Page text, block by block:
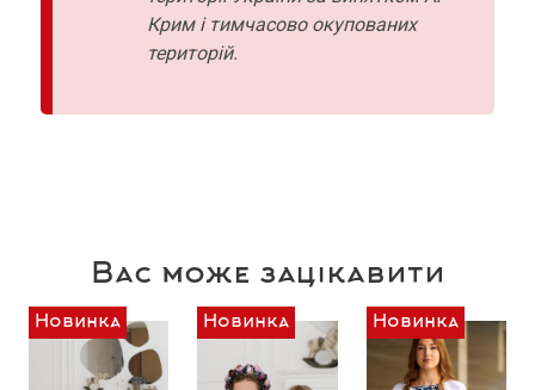
Крим і тимчасово окупованих
територій.
Вас може зацікавити
Новинка Новинка Новинка